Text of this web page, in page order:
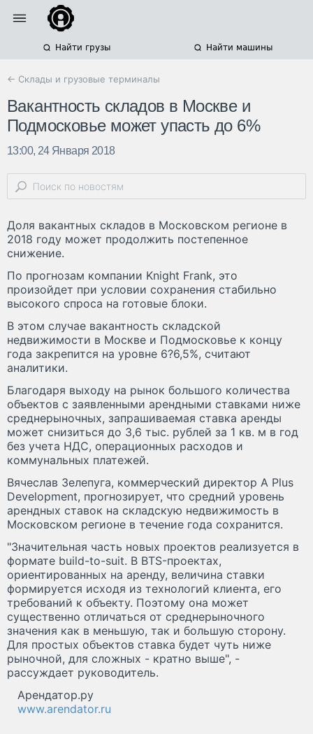
Найти грузы Найти машины
← Склады и грузовые терминалы
Вакантность складов в Москве и
Подмосковье может упасть до 6%
13:00, 24 Января 2018
Доля вакантных складов в Московском регионе в
2018 году может продолжить постепенное
снижение.
По прогнозам компании Knight Frank, это
произойдет при условии сохранения стабильно
высокого спроса на готовые блоки.
В этом случае вакантность складской
недвижимости в Москве и Подмосковье к концу
года закрепится на уровне 6?6,5%, считают
аналитики.
Благодаря выходу на рынок большого количества
объектов с заявленными арендными ставками ниже
среднерыночных, запрашиваемая ставка аренды
может снизиться до 3,6 тыс. рублей за 1 кв. м в год
без учета НДС, операционных расходов и
коммунальных платежей.
Вячеслав Зелепуга, коммерческий директор A Plus
Development, прогнозирует, что средний уровень
арендных ставок на складскую недвижимость в
Московском регионе в течение года сохранится.
"Значительная часть новых проектов реализуется в
формате build-to-suit. В BTS-проектах,
ориентированных на аренду, величина ставки
формируется исходя из технологий клиента, его
требований к объекту. Поэтому она может
существенно отличаться от среднерыночного
значения как в меньшую, так и большую сторону.
Для простых объектов ставка будет чуть ниже
рыночной, для сложных - кратно выше", -
рассуждает руководитель.
Арендатор.ру
www.arendator.ru